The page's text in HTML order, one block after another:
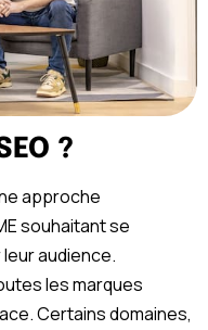
?
approche
souhaitant se
audience.
les marques
Certains domaines,